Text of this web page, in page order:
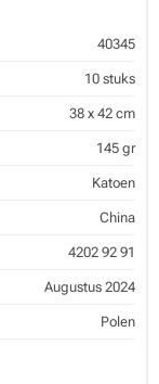
40345
10 stuks
38 x 42 cm
145 gr
Katoen
China
4202 92 91
Augustus 2024
Polen